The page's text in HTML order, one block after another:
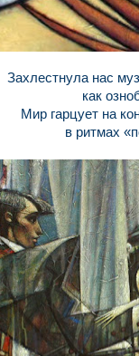
Захлестнула нас
как
Мир гарцует на
в ритмах